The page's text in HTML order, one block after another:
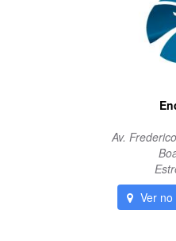
Av.
Ver